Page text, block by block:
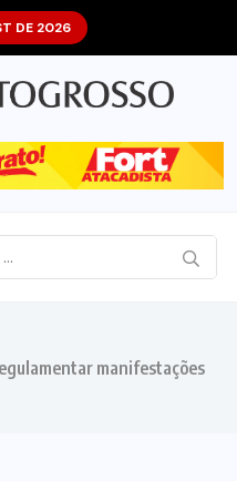
DE 2026
manifestações